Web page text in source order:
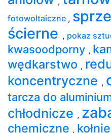
fotowoltaiczne ,
ścierne , pokaz
kwasoodporny ,
wędkarstwo ,
koncentryczne ,
tarcza do
chłodnicze ,
chemiczne ,